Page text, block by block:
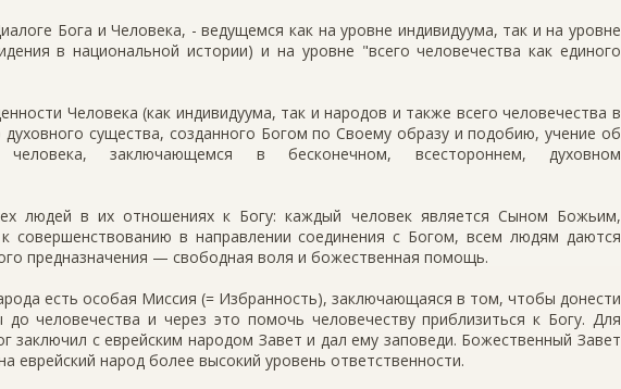
Бога и Человека, - ведущемся как на уровне индивидуума, так и на уровне
в национальной истории) и на уровне "всего человечества как единого
Человека (как индивидуума, так и народов и также всего человечества в
существа, созданного Богом по Своему образу и подобию, учение об
человека, заключающемся в бесконечном, всестороннем, духовном
людей в их отношениях к Богу: каждый человек является Сыном Божьим,
совершенствованию в направлении соединения с Богом, всем людям даются
предназначения — свободная воля и божественная помощь.
есть особая Миссия (= Избранность), заключающаяся в том, чтобы донести
человечества и через это помочь человечеству приблизиться к Богу. Для
заключил с еврейским народом Завет и дал ему заповеди. Божественный Завет
еврейский народ более высокий уровень ответственности.